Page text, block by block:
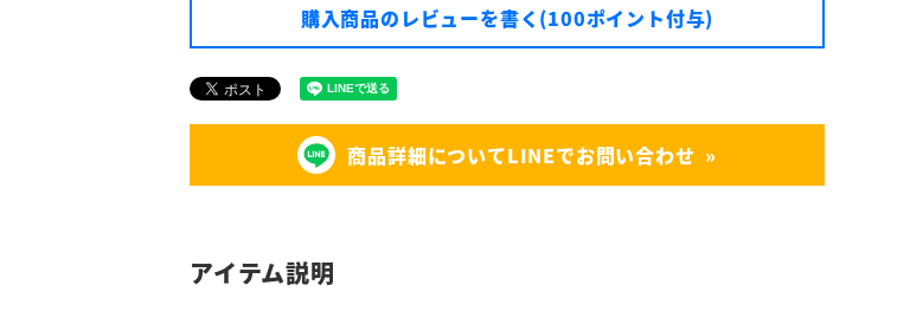
購入商品のレビューを書く(100ポイント付与)
商品詳細についてLINEでお問い合わせ